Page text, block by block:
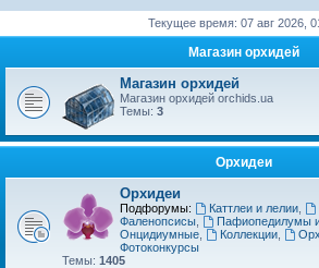
Текущее время: 07 авг 2026,
Магазин орхидей
Магазин орхидей
Магазин орхидей orchids.ua
Темы: 3
Орхидеи
Орхидеи
Подфорумы: Каттлеи и лелии,
Фаленопсисы
Пафиопедилумы
Онцидиумные
Коллекции,
Фотоконкурсы
Темы: 1405